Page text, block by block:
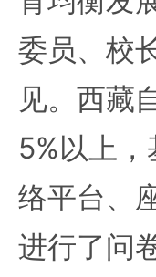
委员、校
见。西藏
5%以上
络平台、
进行了问